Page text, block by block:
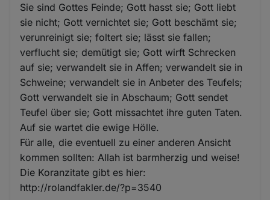
Sie sind Gottes Feinde; Gott hasst sie; Gott liebt
sie nicht; Gott vernichtet sie; Gott beschämt sie;
verunreinigt sie; foltert sie; lässt sie fallen;
verflucht sie; demütigt sie; Gott wirft Schrecken
auf sie; verwandelt sie in Affen; verwandelt sie in
Schweine; verwandelt sie in Anbeter des Teufels;
Gott verwandelt sie in Abschaum; Gott sendet
Teufel über sie; Gott missachtet ihre guten Taten.
Auf sie wartet die ewige Hölle.
Für alle, die eventuell zu einer anderen Ansicht
kommen sollten: Allah ist barmherzig und weise!
Die Koranzitate gibt es hier:
http://rolandfakler.de/?p=3540